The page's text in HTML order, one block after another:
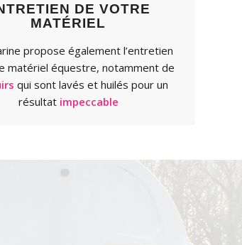
DE VOTRE
MATÉRIEL
propose également l’entretien
matériel équestre, notamment de
qui sont lavés et huilés pour un
résultat impeccable